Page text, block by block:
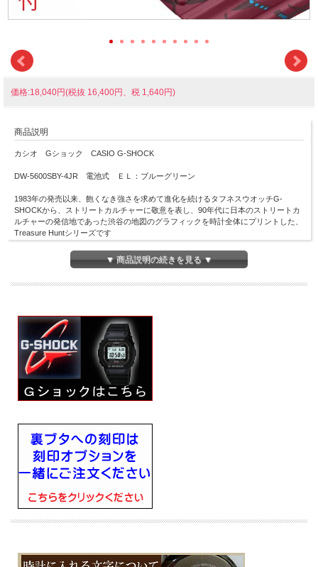
価格:18,040円(税抜 16,400円、税 1,640円)
商品説明
カシオ Gショック CASIO G-SHOCK
DW-5600SBY-4JR 電池式 ＥＬ：ブルーグリーン
1983年の発売以来、飽くなき強さを求めて進化を続けるタフネスウオッチG-
SHOCKから、ストリートカルチャーに敬意を表し、90年代に日本のストリートカ
ルチャーの発信地であった渋谷の地図のグラフィックを時計全体にプリントした、
Treasure Huntシリーズです
ベゼルとバンドから文字板に至るまで、地図のグラフィックを全面にプリントし、
ストリートカルチャーにオマージュを込めた独特のデザインに仕上げました
す
■樹脂バンド
■美錠タイプ
■電池式
■電池寿命約2年
■月差±15秒
■樹脂ケース
■ミネラルガラス
■フルオートカレンダー
■ELバックライト（残照機能付き）
■1/100秒(00’00”00～59’59”99)／1秒(1：00’00”～23：59’59”)、24時間計、スプリッ
ト付き（ストップウォッチ機能）
■マルチアラーム、時報
■タイマー機能 セット単位1秒、最大セット24時間、1秒単位で計測、オートリピー
■メーカーの正規国内保証書付き（1年間保証）
▼ 商品説明の続きを見る ▼